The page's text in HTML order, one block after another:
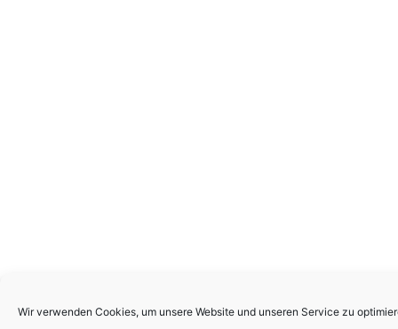
Wir verwenden Cookies, um unsere Website und unseren Service zu